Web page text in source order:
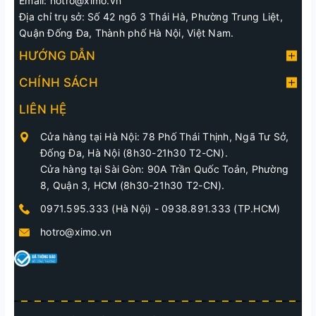
Địa chỉ trụ sở: Số 42 ngõ 3 Thái Hà, Phường Trung Liệt,
Quận Đống Đa, Thành phố Hà Nội, Việt Nam.
HƯỚNG DẪN
CHÍNH SÁCH
LIÊN HỆ
Cửa hàng tại Hà Nội: 78 Phố Thái Thịnh, Ngã Tư Sở,
Đống Đa, Hà Nội (8h30-21h30 T2-CN).
Cửa hàng tại Sài Gòn: 90A Trần Quốc Toản, Phường
8, Quận 3, HCM (8h30-21h30 T2-CN).
0971.595.333 (Hà Nội) - 0938.891.333 (TP.HCM)
hotro@ximo.vn